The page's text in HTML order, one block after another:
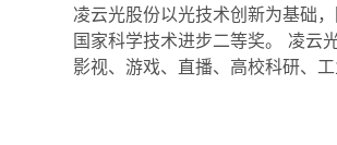
凌云光股份以光技术创新为基础
国家科学技术进步二等奖。 凌云
影视、游戏、直播、高校科研、